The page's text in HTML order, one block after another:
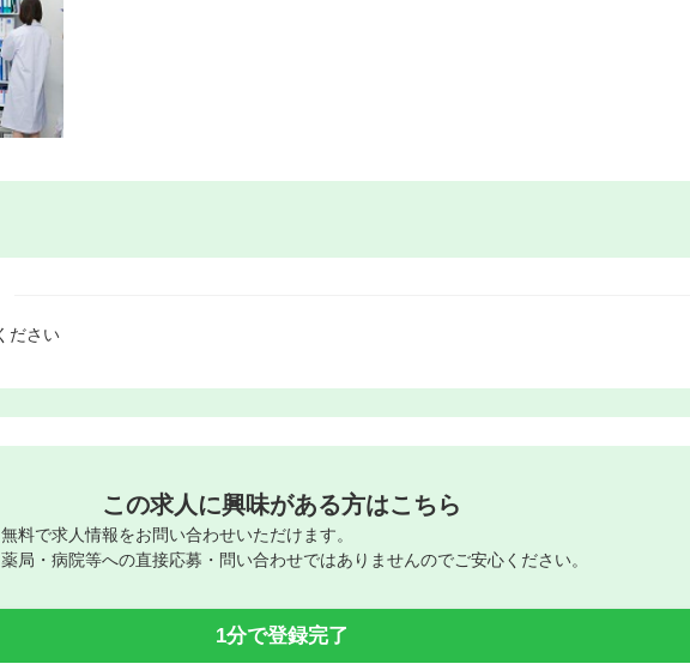
ださい
この求人に興味がある方はこちら
無料で求人情報をお問い合わせいただけます。
薬局・病院等への直接応募・問い合わせではありませんのでご安心ください。
1分で登録完了